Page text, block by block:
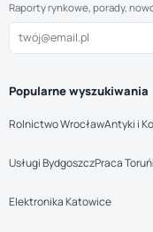
Raporty rynkowe, porady,
Popularne wyszukiwania
Rolnictwo WrocławAntyki i
Usługi BydgoszczPraca Toruń
Elektronika Katowice